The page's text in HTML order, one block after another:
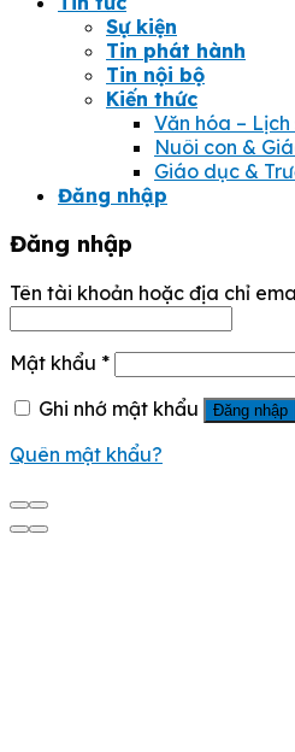
Sự kiện
Tin phát hành
Tin nội bộ
Kiến thức
Văn hóa – Lịch
Nuôi con &
Giáo dục &
Đăng nhập
Đăng nhập
Tên tài khoản hoặc địa chỉ
Mật khẩu *
Ghi nhớ mật khẩu
Đăng nhập
Quên mật khẩu?